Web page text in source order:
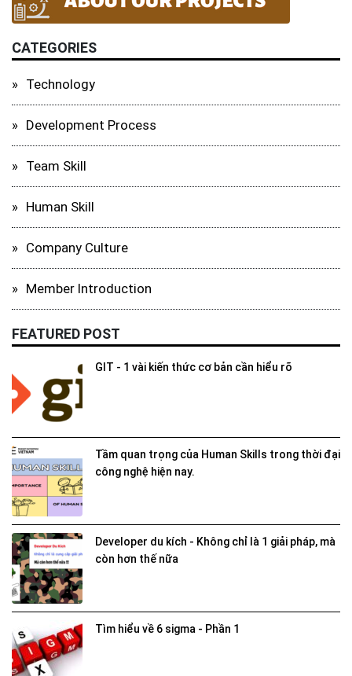
CATEGORIES
Technology
Development Process
Team Skill
Human Skill
Company Culture
Member Introduction
FEATURED POST
GIT - 1 vài kiến thức cơ bản cần hiểu rõ
Tầm quan trọng của Human Skills trong thời đại
công nghệ hiện nay.
Developer du kích - Không chỉ là 1 giải pháp, mà
còn hơn thế nữa
Tìm hiểu về 6 sigma - Phần 1